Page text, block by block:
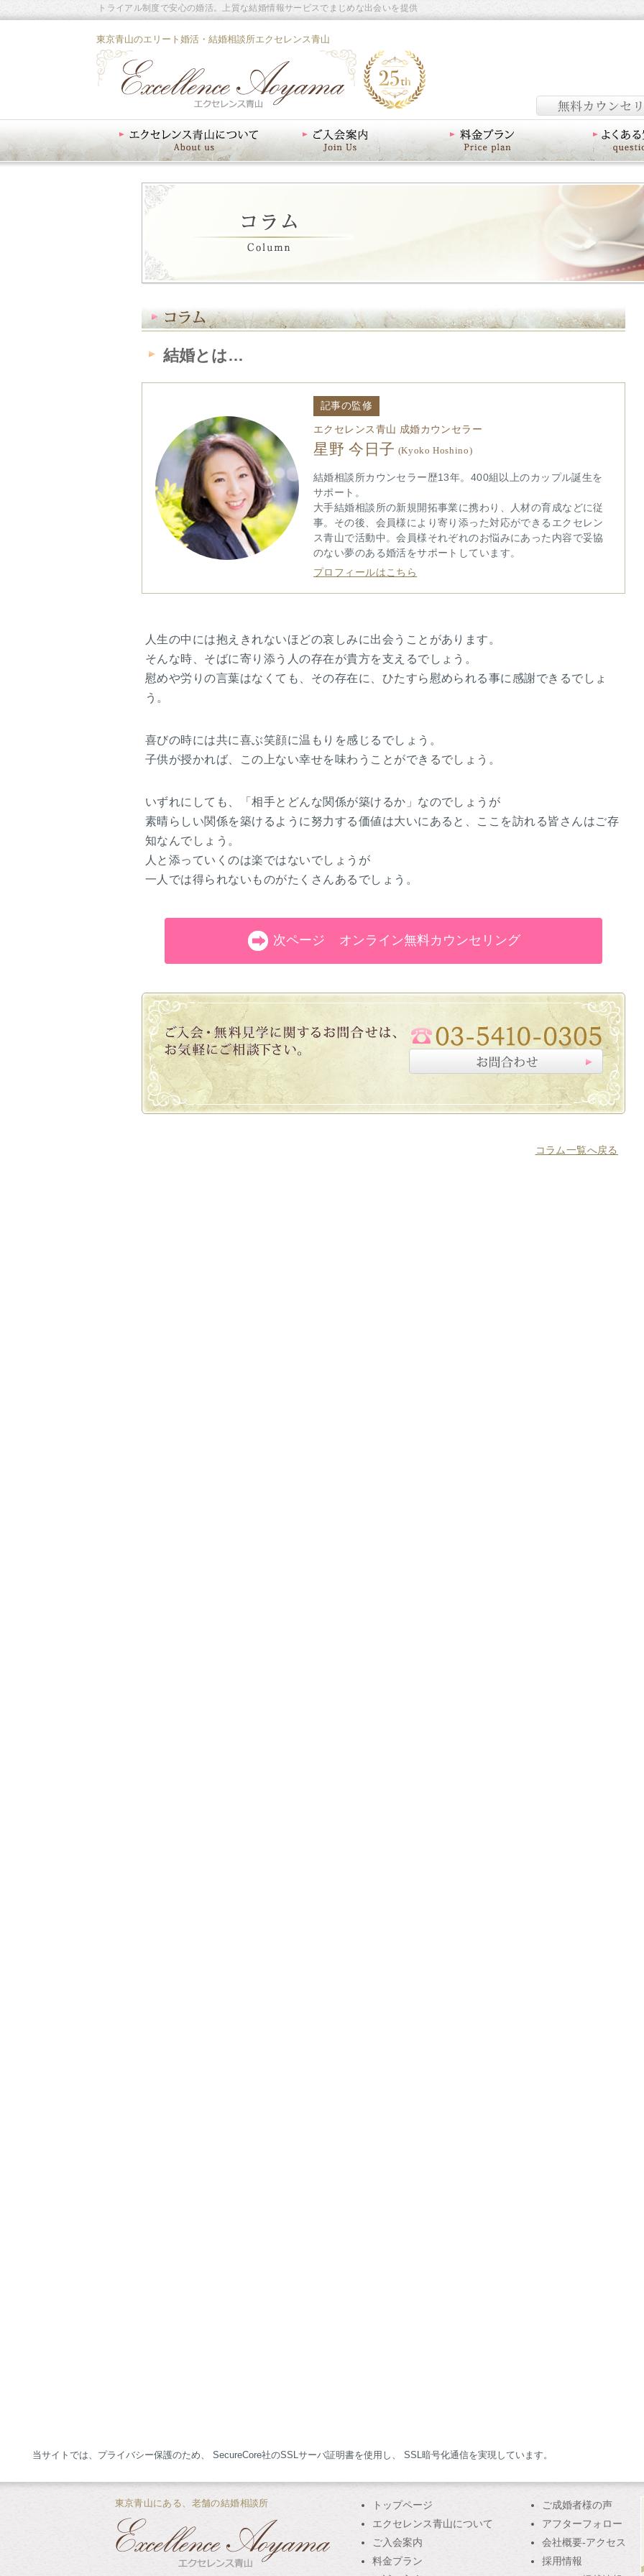
東京青山のエリート婚活・結婚相談所エクセレンス青山
トライアル制度で安心の婚活。上質な結婚情報サービスでまじめな出会いを提供
結婚とは…
記事の監修
エクセレンス青山 成婚カウンセラー
星野 今日子 (Kyoko Hoshino)
結婚相談所カウンセラー歴13年。400組以上のカップル誕生を
サポート。
大手結婚相談所の新規開拓事業に携わり、人材の育成などに従
事。その後、会員様により寄り添った対応ができるエクセレン
ス青山で活動中。会員様それぞれのお悩みにあった内容で妥協
のない夢のある婚活をサポートしています。
プロフィールはこちら
人生の中には抱えきれないほどの哀しみに出会うことがあります。
そんな時、そばに寄り添う人の存在が貴方を支えるでしょう。
慰めや労りの言葉はなくても、その存在に、ひたすら慰められる事に感謝できるでしょ
う。
喜びの時には共に喜ぶ笑顔に温もりを感じるでしょう。
子供が授かれば、この上ない幸せを味わうことができるでしょう。
いずれにしても、「相手とどんな関係が築けるか」なのでしょうが
素晴らしい関係を築けるように努力する価値は大いにあると、ここを訪れる皆さんはご存
知なんでしょう。
人と添っていくのは楽ではないでしょうが
一人では得られないものがたくさんあるでしょう。
次ページ オンライン無料カウンセリング
コラム一覧へ戻る
当サイトでは、プライバシー保護のため、 SecureCore社のSSLサーバ証明書を使用し、 SSL暗号化通信を実現しています。
東京青山にある、老舗の結婚相談所
トップページ
エクセレンス青山について
ご入会案内
料金プラン
ご成婚者様の声
アフターフォロー
会社概要-アクセス
採用情報